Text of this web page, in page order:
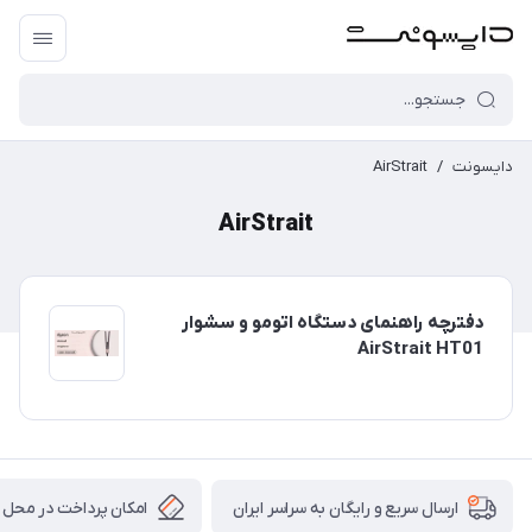
دایسونت /
AirStrait
AirStrait
دفترچه راهنمای دستگاه اتومو و سشوار
AirStrait HT01
ارسال سریع و رایگان به سراسر ایران امکان پرداخت در محل